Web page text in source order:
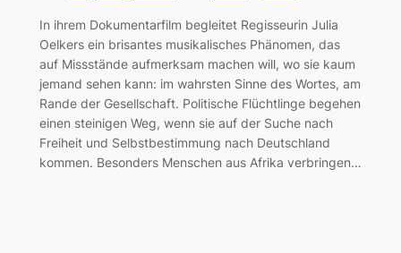
In ihrem Dokumentarfilm begleitet Regisseurin Julia
Oelkers ein brisantes musikalisches Phänomen, das
auf Missstände aufmerksam machen will, wo sie kaum
jemand sehen kann: im wahrsten Sinne des Wortes, am
Rande der Gesellschaft. Politische Flüchtlinge begehen
einen steinigen Weg, wenn sie auf der Suche nach
Freiheit und Selbstbestimmung nach Deutschland
kommen. Besonders Menschen aus Afrika verbringen…